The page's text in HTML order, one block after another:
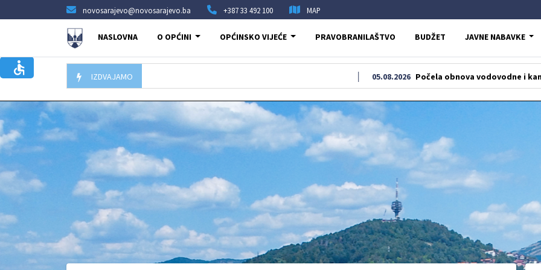
novosarajevo@novosarajevo.ba +387 33 492 100 MAP
NASLOVNA O OPĆINI OPĆINSKO VIJEĆE PRAVOBRANILAŠTVO BUDŽET JAVNE NABAVKE
IZDVAJAMO Počela obnova vodovodne i kanalizacione